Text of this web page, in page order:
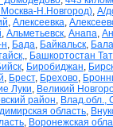
Н.Новгород), А/
, Алексеевка,
, Альметьевск, Анапа,
, Бада, Байкальск,
, Башкортостан
, Биробиджан,
, Брест, Брехово,
Луки, Великий
район, Влад.обл.,
область,
, Воронежская